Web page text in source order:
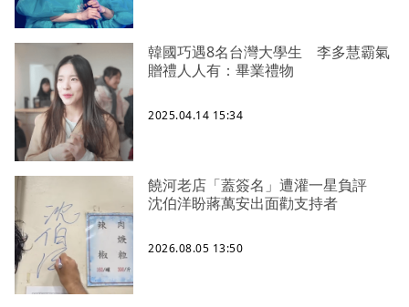
韓國巧遇8名台灣大學生 李多慧霸氣
贈禮人人有：畢業禮物
2025.04.14 15:34
饒河老店「蓋簽名」遭灌一星負評
沈伯洋盼蔣萬安出面勸支持者
2026.08.05 13:50